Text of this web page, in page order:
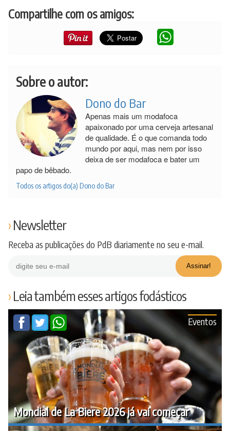
Compartilhe com os amigos:
Sobre o autor:
Dono do Bar
Apenas mais um modafoca
apaixonado por uma cerveja artesanal
de qualidade. É o que comanda todo
mundo por aqui, mas nem por isso
deixa de ser modafoca e bater um
papo de bêbado.
Todos os artigos do(a) Dono do Bar
Newsletter
Receba as publicações do PdB diariamente no seu e-mail.
Leia também esses artigos fodásticos
Mondial de La Biere 2026 já vai começar
Eventos